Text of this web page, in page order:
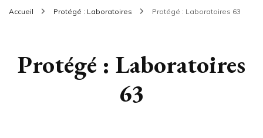
Accueil Protégé : Laboratoires Protégé : Laboratoires 63
Protégé : Laboratoires
63